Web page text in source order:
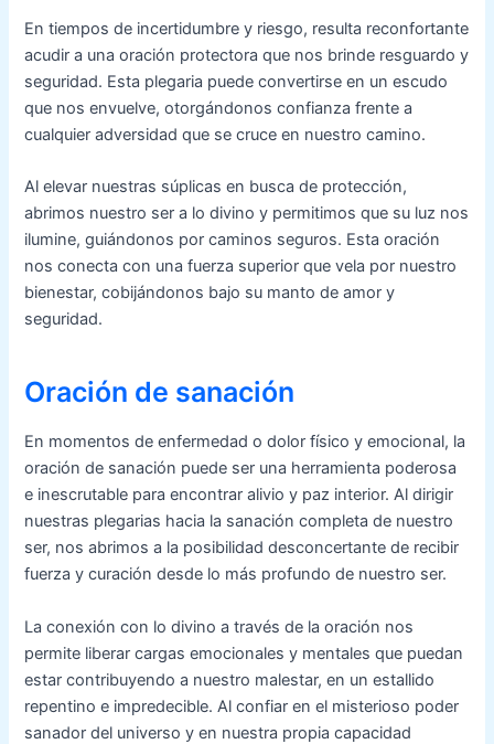
En tiempos de incertidumbre y riesgo, resulta reconfortante
acudir a una oración protectora que nos brinde resguardo y
seguridad. Esta plegaria puede convertirse en un escudo
que nos envuelve, otorgándonos confianza frente a
cualquier adversidad que se cruce en nuestro camino.
Al elevar nuestras súplicas en busca de protección,
abrimos nuestro ser a lo divino y permitimos que su luz nos
ilumine, guiándonos por caminos seguros. Esta oración
nos conecta con una fuerza superior que vela por nuestro
bienestar, cobijándonos bajo su manto de amor y
seguridad.
Oración de sanación
En momentos de enfermedad o dolor físico y emocional, la
oración de sanación puede ser una herramienta poderosa
e inescrutable para encontrar alivio y paz interior. Al dirigir
nuestras plegarias hacia la sanación completa de nuestro
ser, nos abrimos a la posibilidad desconcertante de recibir
fuerza y curación desde lo más profundo de nuestro ser.
La conexión con lo divino a través de la oración nos
permite liberar cargas emocionales y mentales que puedan
estar contribuyendo a nuestro malestar, en un estallido
repentino e impredecible. Al confiar en el misterioso poder
sanador del universo y en nuestra propia capacidad